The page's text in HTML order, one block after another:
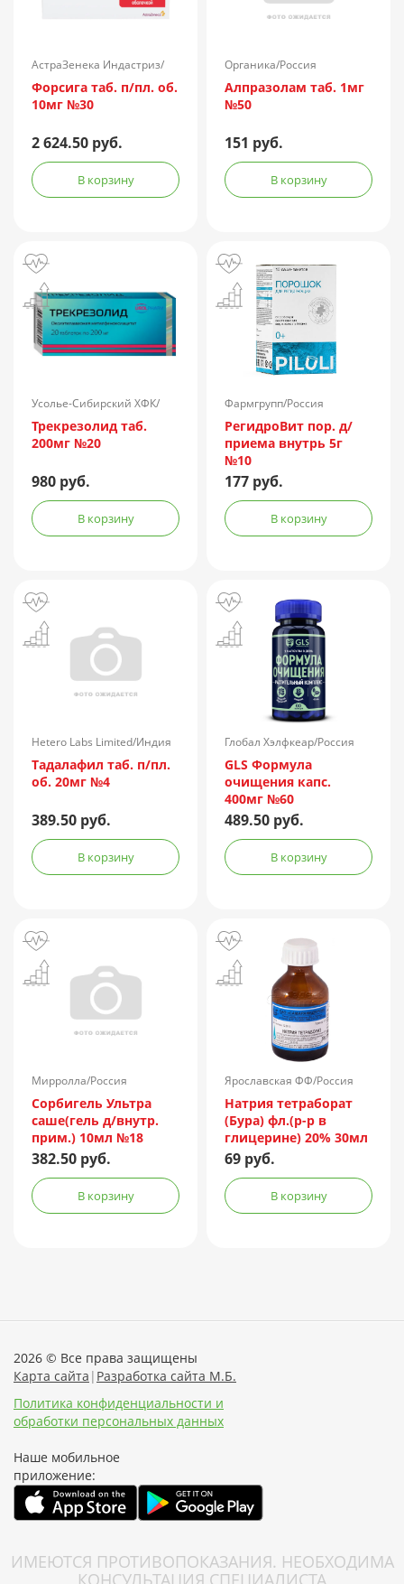
АстраЗенека Индастриз/
Россия
Форсига таб. п/пл. об.
10мг №30
2 624.50 руб.
В корзину
Органика/Россия
Алпразолам таб. 1мг
№50
151 руб.
В корзину
Усолье-Сибирский ХФК/
Россия
Трекрезолид таб.
200мг №20
980 руб.
В корзину
Фармгрупп/Россия
РегидроВит пор. д/
приема внутрь 5г
№10
177 руб.
В корзину
Hetero Labs Limited/Индия
Тадалафил таб. п/пл.
об. 20мг №4
389.50 руб.
В корзину
Глобал Хэлфкеар/Россия
GLS Формула
очищения капс.
400мг №60
489.50 руб.
В корзину
Мирролла/Россия
Сорбигель Ультра
саше(гель д/внутр.
прим.) 10мл №18
382.50 руб.
В корзину
Ярославская ФФ/Россия
Натрия тетраборат
(Бура) фл.(р-р в
глицерине) 20% 30мл
69 руб.
В корзину
2026 © Все права защищены
Карта сайта | Разработка сайта М.Б.
Политика конфиденциальности и
обработки персональных данных
Наше мобильное
приложение:
ИМЕЮТСЯ ПРОТИВОПОКАЗАНИЯ. НЕОБХОДИМА